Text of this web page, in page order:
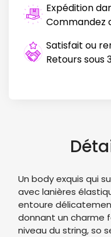
Expédition
Commandez
Satisfait ou
Retours sous
Un body exquis qui
avec lanières
entoure
donnant un charme
niveau du string, so